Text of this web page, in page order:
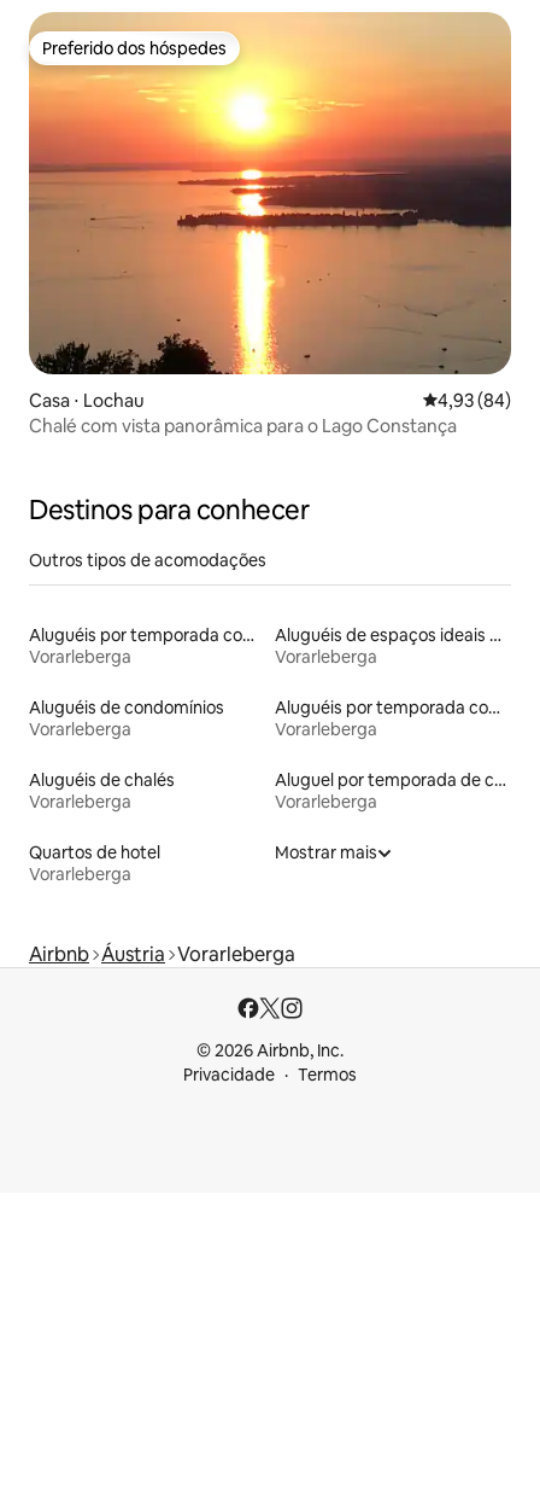
Preferido dos hóspedes
Preferido dos hóspedes
Casa ⋅ Lochau 4,93 de uma
4,93 (84)
Chalé com vista panorâmica para o Lago Constança
Destinos para conhecer
Outros tipos de acomodações
Aluguéis por temporada com acesso à praia
Vorarleberga
Aluguéis de espaços ideais para famílias
Vorarleberga
Aluguéis de condomínios
Vorarleberga
Aluguéis por temporada com acesso ao lago
Vorarleberga
Aluguéis de chalés
Vorarleberga
Aluguel por temporada de casas de veraneio
Vorarleberga
Quartos de hotel
Vorarleberga
Mostrar mais
Airbnb Áustria Vorarleberga
© 2026 Airbnb, Inc.
Privacidade
Termos